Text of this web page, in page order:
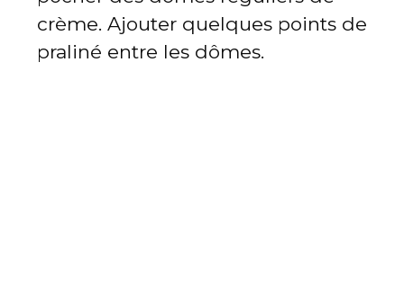
crème. Ajouter quelques points de
praliné entre les dômes.